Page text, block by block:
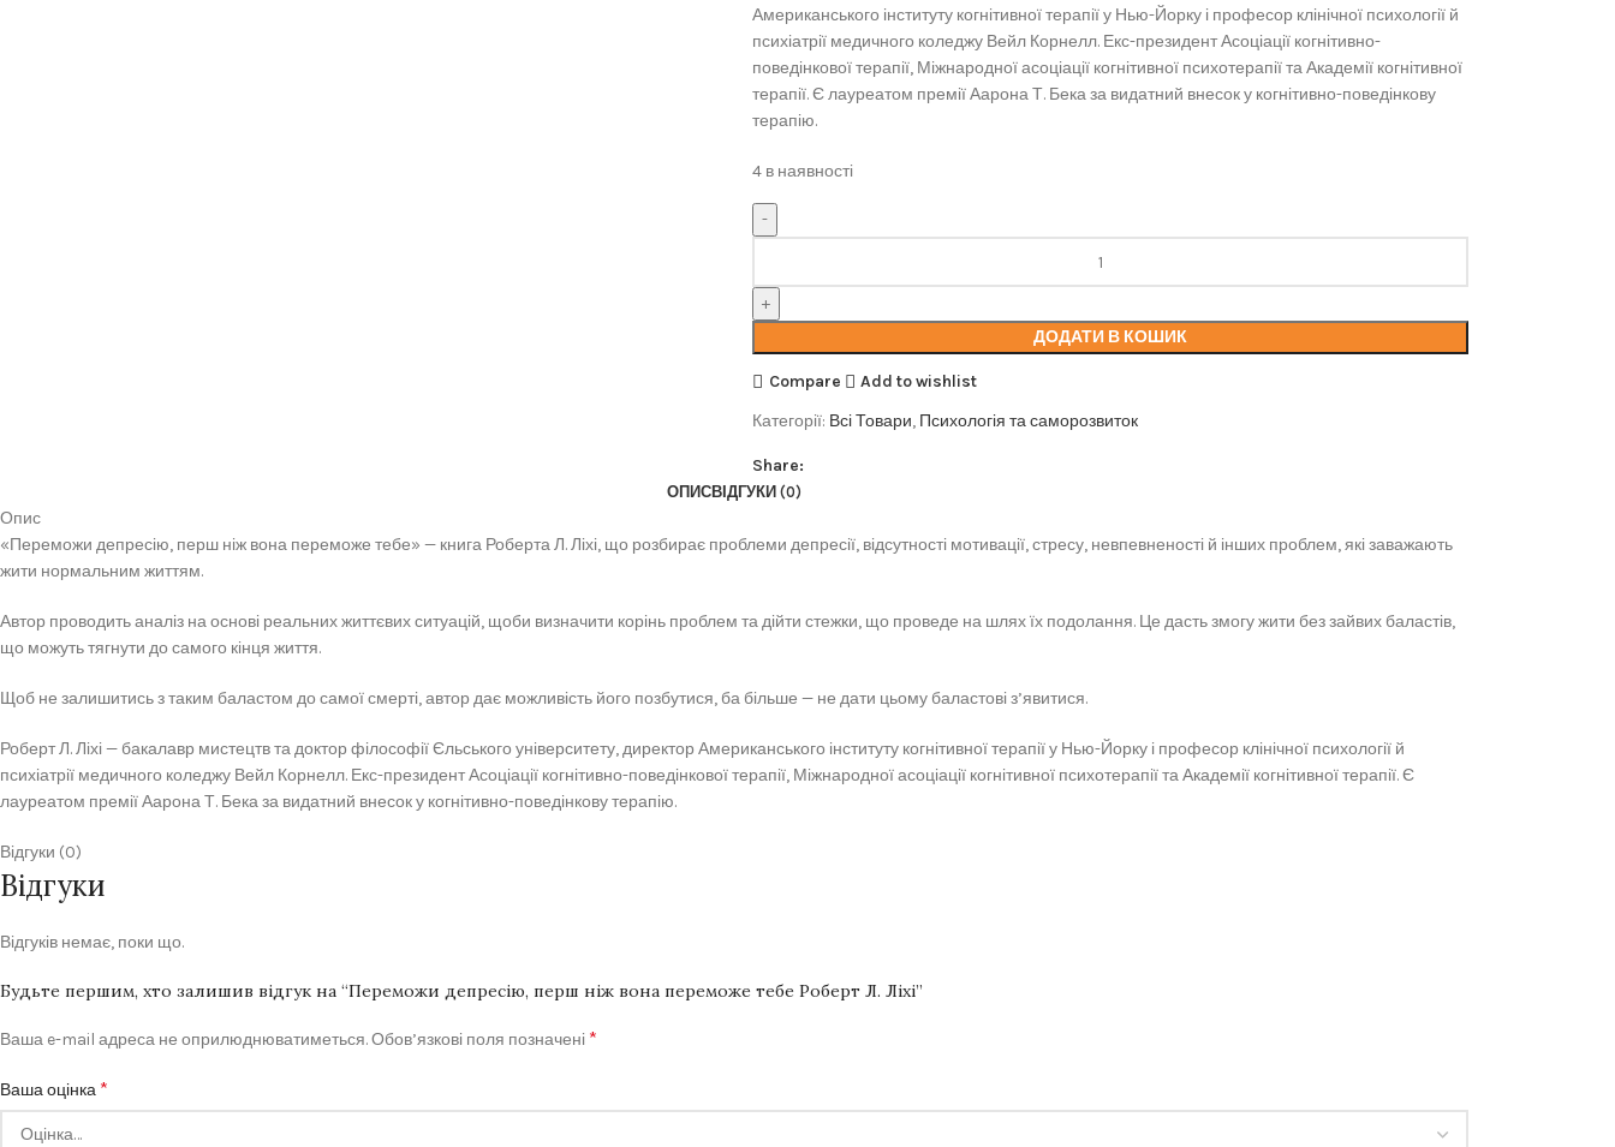
Американського інституту когнітивної терапії у Нью-Йорку і професор клінічної психології й
психіатрії медичного коледжу Вейл Корнелл. Екс-президент Асоціації когнітивно-
поведінкової терапії, Міжнародної асоціації когнітивної психотерапії та Академії когнітивної
терапії. Є лауреатом премії Аарона Т. Бека за видатний внесок у когнітивно-поведінкову
терапію.
4 в наявності
ДОДАТИ В КОШИК
Compare
Add to wishlist
Категорії: Всі Товари, Психологія та саморозвиток
Share:
ОПИСВІДГУКИ (0)
Опис
«Переможи депресію, перш ніж вона переможе тебе» — книга Роберта Л. Ліхі, що розбирає проблеми депресії, відсутності мотивації, стресу, невпевненості й інших проблем, які заважають
жити нормальним життям.
Автор проводить аналіз на основі реальних життєвих ситуацій, щоби визначити корінь проблем та дійти стежки, що проведе на шлях їх подолання. Це дасть змогу жити без зайвих баластів,
що можуть тягнути до самого кінця життя.
Щоб не залишитись з таким баластом до самої смерті, автор дає можливість його позбутися, ба більше — не дати цьому баластові з’явитися.
Роберт Л. Ліхі — бакалавр мистецтв та доктор філософії Єльського університету, директор Американського інституту когнітивної терапії у Нью-Йорку і професор клінічної психології й
психіатрії медичного коледжу Вейл Корнелл. Екс-президент Асоціації когнітивно-поведінкової терапії, Міжнародної асоціації когнітивної психотерапії та Академії когнітивної терапії. Є
лауреатом премії Аарона Т. Бека за видатний внесок у когнітивно-поведінкову терапію.
Відгуки (0)
Відгуки
Відгуків немає, поки що.
Будьте першим, хто залишив відгук на “Переможи депресію, перш ніж вона переможе тебе Роберт Л. Ліхі”
Ваша e-mail адреса не оприлюднюватиметься.Обов’язкові поля позначені *
Ваша оцінка *